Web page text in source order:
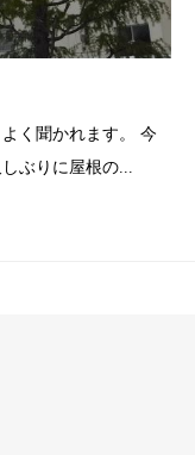
く聞かれます。 今
ぶりに屋根の...